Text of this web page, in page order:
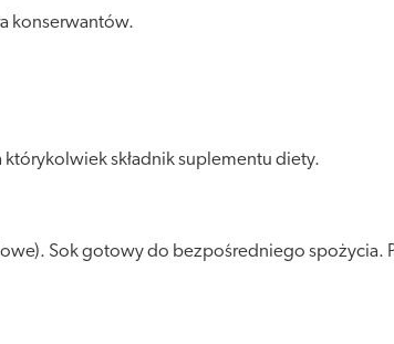
konserwantów.
składnik suplementu diety.
Sok gotowy do bezpośredniego